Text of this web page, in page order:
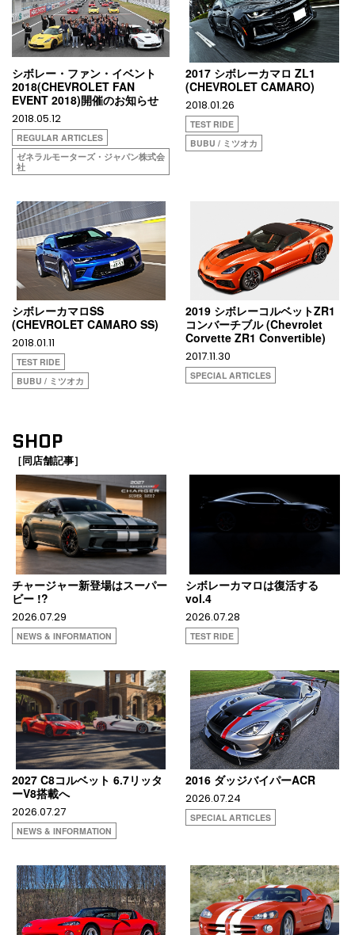
シボレー・ファン・イベント
2018(CHEVROLET FAN
EVENT 2018)開催のお知らせ
2018.05.12
REGULAR ARTICLES
ゼネラルモーターズ・ジャパン株式会
社
2017 シボレーカマロ ZL1
(CHEVROLET CAMARO)
2018.01.26
TEST RIDE
BUBU / ミツオカ
シボレーカマロSS
(CHEVROLET CAMARO SS)
2018.01.11
TEST RIDE
BUBU / ミツオカ
2019 シボレーコルベットZR1
コンバーチブル (Chevrolet
Corvette ZR1 Convertible)
2017.11.30
SPECIAL ARTICLES
SHOP
［同店舗記事］
チャージャー新登場はスーパー
ビー !?
2026.07.29
NEWS & INFORMATION
シボレーカマロは復活する
vol.4
2026.07.28
TEST RIDE
2027 C8コルベット 6.7リッタ
ーV8搭載へ
2026.07.27
NEWS & INFORMATION
2016 ダッジバイパーACR
2026.07.24
SPECIAL ARTICLES